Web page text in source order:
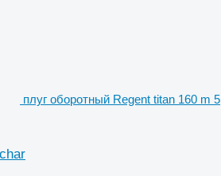
плуг оборотный Regent titan 160 m 5